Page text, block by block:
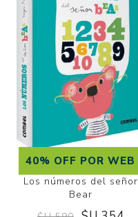
40% OFF POR WEB
Los números del señor
Bear